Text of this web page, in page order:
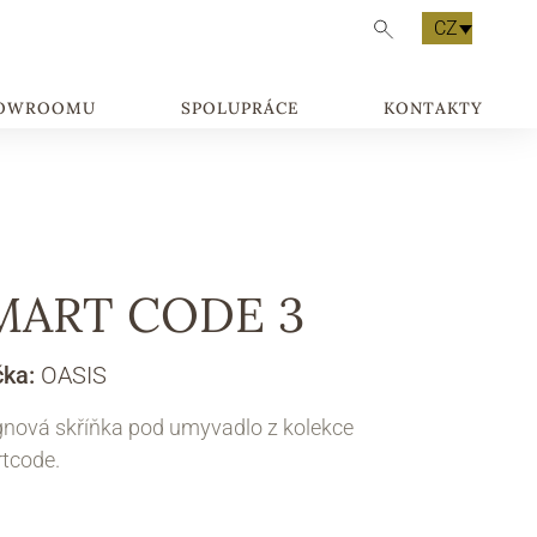
CZ
SPOLUPRÁCE KONTAKTY
CODE 3
OASIS
skříňka pod umyvadlo z kolekce